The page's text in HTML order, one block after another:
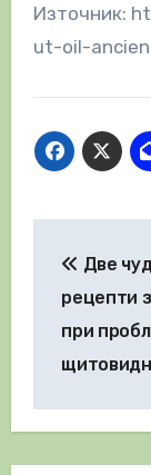
Източник:
ut-oil-
Две
рецепти
при